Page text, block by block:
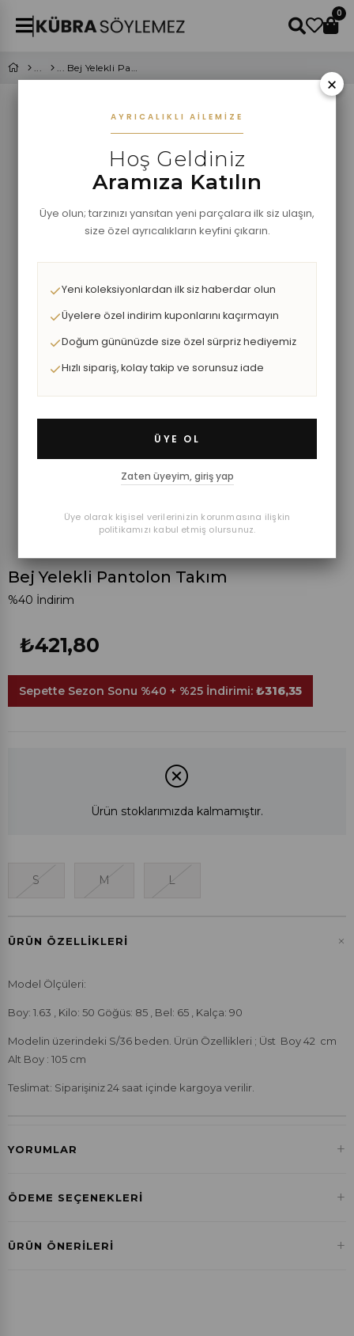
0
Bej Yelekli Pantolon Takım
Bej Yelekli Pantolon Takım
%40 İndirim
₺421,80
Sepette Sezon Sonu %40 + %25 İndirimi: ₺316,35
Ürün stoklarımızda kalmamıştır.
S M L
ÜRÜN ÖZELLIKLERI +
Model Ölçüleri:
Boy: 1.63 , Kilo: 50 Göğüs: 85 , Bel: 65 , Kalça: 90
Modelin üzerindeki S/36 beden. Ürün Özellikleri ; Üst Boy 42 cm
Alt Boy : 105 cm
Teslimat: Siparişiniz 24 saat içinde kargoya verilir.
YORUMLAR +
ÖDEME SEÇENEKLERI +
Havale ile Ödeme
ÜRÜN ÖNERILERI +
×
AYRICALIKLI AILEMIZE
Hoş Geldiniz
Aramıza Katılın
Üye olun; tarzınızı yansıtan yeni parçalara ilk siz ulaşın,
size özel ayrıcalıkların keyfini çıkarın.
Yeni koleksiyonlardan ilk siz haberdar olun
Üyelere özel indirim kuponlarını kaçırmayın
Doğum gününüzde size özel sürpriz hediyemiz
Hızlı sipariş, kolay takip ve sorunsuz iade
ÜYE OL
Zaten üyeyim, giriş yap
Üye olarak kişisel verilerinizin korunmasına ilişkin
politikamızı kabul etmiş olursunuz.